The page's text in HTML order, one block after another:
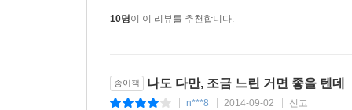
봐 나는 내내 두려웠던 걸지도 모르겠다.-「작가
나 또한, 사랑을 잃었는데.
지금의 나 또한 사랑을 잃은 사람인데
10명이 이 리뷰를 추천합니다.
종이책 나도 다만, 조금 느린 거면 좋을 텐데
n***8 2014-09-02 신고